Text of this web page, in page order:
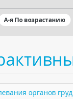
А-я По возрастанию
органов